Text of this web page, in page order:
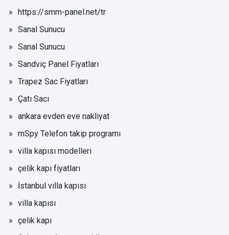
https://smm-panel.net/tr
Sanal Sunucu
Sanal Sunucu
Sandviç Panel Fiyatları
Trapez Sac Fiyatları
Çatı Sacı
ankara evden eve nakliyat
mSpy Telefon takip programı
villa kapısı modelleri
çelik kapı fiyatları
İstanbul villa kapısı
villa kapısı
çelik kapı